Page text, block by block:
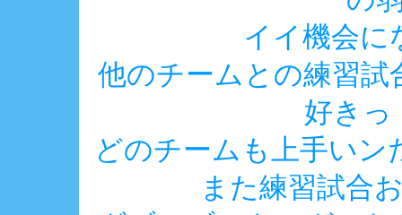
イイ機会
他のチームとの練習
好きっ
どのチームも上手い
また練習試合